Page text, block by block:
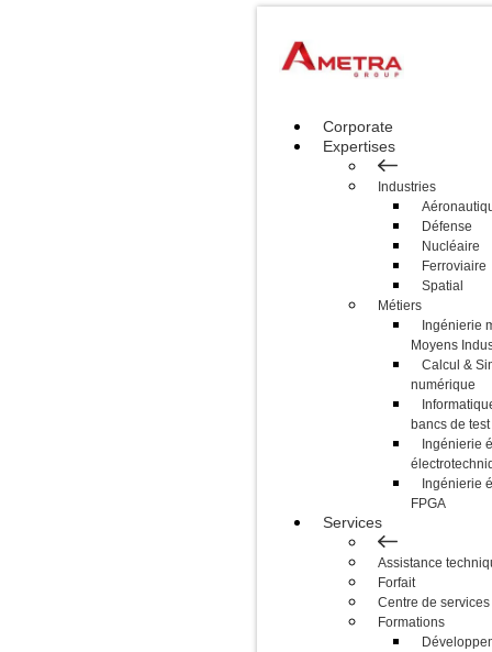
Corporate
Expertises
Industries
Défense
Nucléaire
Ferroviaire
Spatial
Métiers
Ingénierie
Moyens
Calcul &
numérique
bancs de test
Ingénierie
Ingénierie
FPGA
Services
Assistance
Forfait
Centre de services
Formations